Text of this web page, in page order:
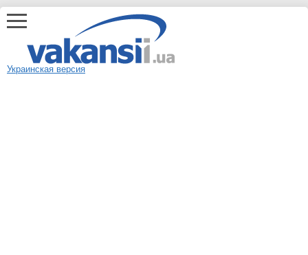
Украинская версия